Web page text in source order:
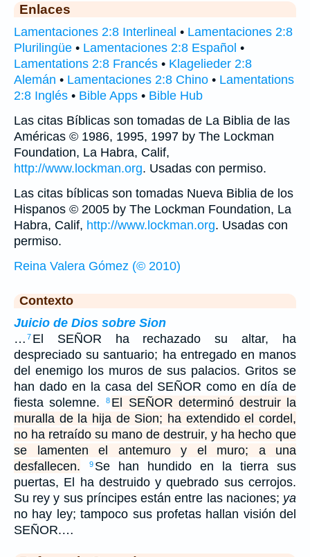
Enlaces
Lamentaciones 2:8 Interlineal • Lamentaciones 2:8
Plurilingüe • Lamentaciones 2:8 Español •
Lamentations 2:8 Francés • Klagelieder 2:8
Alemán • Lamentaciones 2:8 Chino • Lamentations
2:8 Inglés • Bible Apps • Bible Hub
Las citas Bíblicas son tomadas de La Biblia de las
Américas © 1986, 1995, 1997 by The Lockman
Foundation, La Habra, Calif,
http://www.lockman.org. Usadas con permiso.
Las citas bíblicas son tomadas Nueva Biblia de los
Hispanos © 2005 by The Lockman Foundation, La
Habra, Calif, http://www.lockman.org. Usadas con
permiso.
Reina Valera Gómez (© 2010)
Contexto
Juicio de Dios sobre Sion
… 7 El SEÑOR ha rechazado su altar, ha
despreciado su santuario; ha entregado en manos
del enemigo los muros de sus palacios. Gritos se
han dado en la casa del SEÑOR como en día de
fiesta solemne.
8 El SEÑOR determinó destruir la
muralla de la hija de Sion; ha extendido el cordel,
no ha retraído su mano de destruir, y ha hecho que
se lamenten el antemuro y el muro; a una
desfallecen.
9 Se han hundido en la tierra sus
puertas, El ha destruido y quebrado sus cerrojos.
Su rey y sus príncipes están entre las naciones; ya
no hay ley; tampoco sus profetas hallan visión del
SEÑOR.…